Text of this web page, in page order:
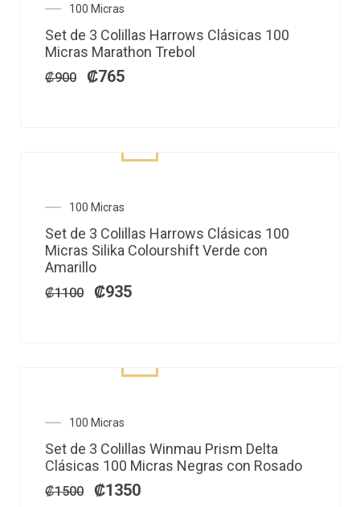
100 Micras
Set de 3 Colillas Harrows Clásicas 100
Micras Marathon Trebol
₡900
El
precio
original
era:
₡900.
₡765
precio
actual
es:
₡765.
100 Micras
Set de 3 Colillas Harrows Clásicas 100
Micras Silika Colourshift Verde con
Amarillo
₡1100
El
precio
original
era:
₡1100.
₡935
precio
actual
es:
100 Micras
Set de 3 Colillas Winmau Prism Delta
Clásicas 100 Micras Negras con Rosado
₡1500
El
precio
original
era:
₡1500.
₡1350
precio
actual
es:
₡1350.